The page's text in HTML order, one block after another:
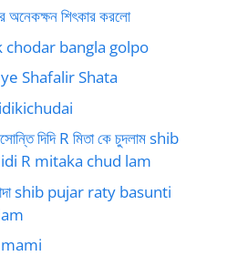
অনেকক্ষন শিৎকার করলো
chodar bangla golpo
Shafalir Shata
দিদি R মিতা কে চুদলাম shib
R mitaka chud lam
চোদা shib pujar raty basunti
mami